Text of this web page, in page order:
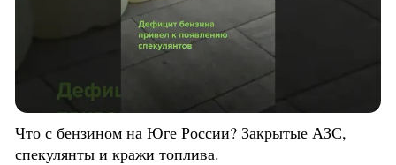
Что с бензином на Юге России? Закрытые АЗС,
спекулянты и кражи топлива.